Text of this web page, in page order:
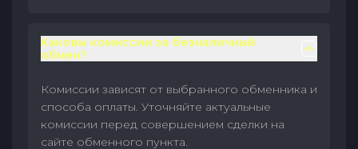
Каковы комиссии за безналичный
обмен?
Комиссии зависят от выбранного обменника и
способа оплаты. Уточняйте актуальные
комиссии перед совершением сделки на
сайте обменного пункта.